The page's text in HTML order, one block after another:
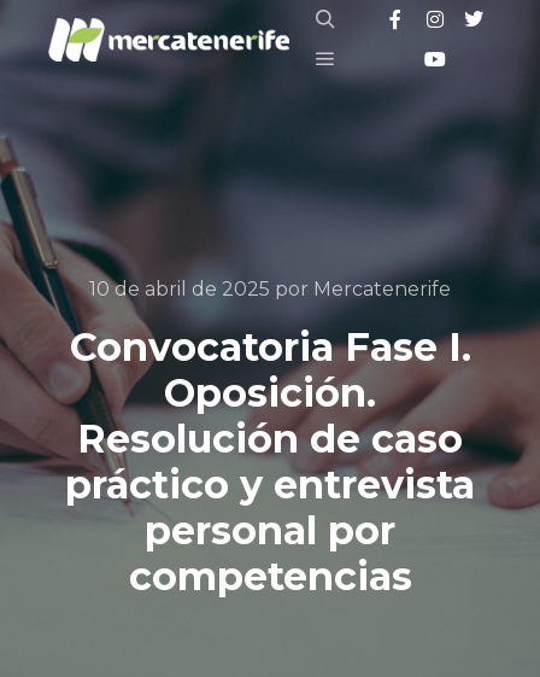
10 de abril de 2025 por Mercatenerife
Convocatoria Fase I.
Oposición.
Resolución de caso
práctico y entrevista
personal por
competencias